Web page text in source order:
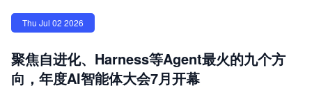
Thu Jul 02 2026
聚焦自进化、Harness等Agent最火的九个方
向，年度AI智能体大会7月开幕